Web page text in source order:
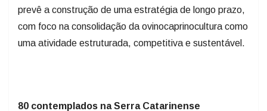
com foco na consolidação da ovinocaprinocultura como
uma atividade estruturada, competitiva e sustentável.